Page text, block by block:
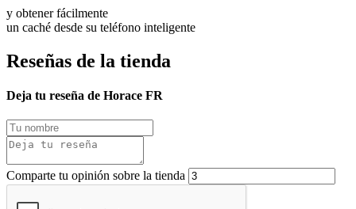
y obtener fácilmente
un caché desde su teléfono inteligente
Reseñas de la tienda
Deja tu reseña de Horace FR
Comparte tu opinión sobre la tienda